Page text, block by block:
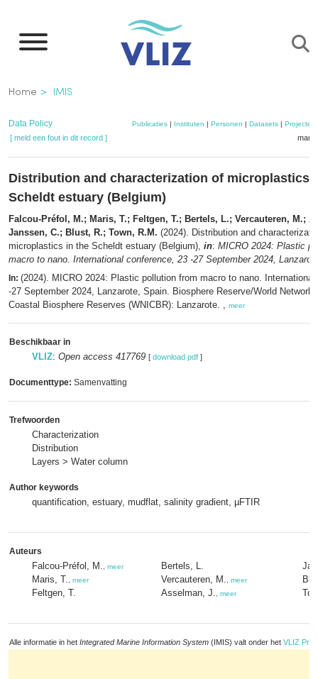
naar
inhoud
gaan
Kruimelpad
Home IMIS
Data Policy Publicaties| Instituten | Personen | Datasets| Projecten
[ meld een fout in dit record ]
Distribution and characterization of microplastics
Scheldt estuary (Belgium)
Falcou-Préfol, M.; Maris, T.; Feltgen, T.; Bertels, L.; Vercauteren, M.;
Janssen, C.; Blust, R.; Town, R.M. (2024). Distribution and
microplastics in the Scheldt estuary (Belgium), in: MICRO 2024: Plastic
macro to nano. International conference, 23 -27 September 2024,
In: (2024). MICRO 2024: Plastic pollution from macro to nano.
-27 September 2024, Lanzarote, Spain. Biosphere Reserve/World Network
Coastal Biosphere Reserves (WNICBR): Lanzarote. , meer
Beschikbaar in
VLIZ: Open access 417769 [ download pdf ]
Documenttype: Samenvatting
Trefwoorden
Characterization
Distribution
Layers > Water column
Author keywords
quantification, estuary, mudflat, salinity gradient, µFTIR
Auteurs
Falcou-Préfol, M. meer
Maris, T. meer
Feltgen, T.
Bertels, L.
Vercauteren, M.
meer
Asselman, J. meer
Alle informatie in het Integrated Marine Information System (IMIS) valt onder het VLIZ